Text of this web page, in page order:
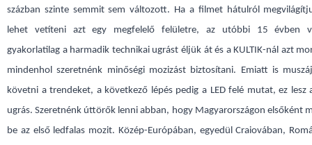
százban szinte semmit sem változott. Ha a filmet hátulról
lehet vetíteni azt egy megfelelő felületre, az utóbbi 15 évben
gyakorlatilag a harmadik technikai ugrást éljük át és a KULTIK-nál azt
mindenhol szeretnénk minőségi mozizást biztosítani. Emiatt is
követni a trendeket, a következő lépés pedig a LED felé mutat, ez lesz
ugrás. Szeretnénk úttörők lenni abban, hogy Magyarországon elsőként
be az első ledfalas mozit. Közép-Európában, egyedül Craiovában,